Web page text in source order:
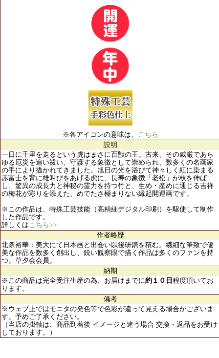
※各アイコンの意味は、 こちら
説明
一日に千里を走るという虎はまさに百獣の王。古来、その威厳であら
ゆる厄災を追い祓い、守護する象徴として崇められ、数多くの名画家
の手により描かれてきました。旭日の光を浴びて神々しく紅に染まる
赤富士を背に雄叫びをあげる虎に、長寿の象徴「老松」が枝を伸ば
し、驚異の成長力と神秘の霊力を持つ竹と、生め・産めに通じる吉祥
の梅花が彩りを添えた、めでたさ極まりない縁起開運画です。
※この作品は、特殊工芸技能（高精細デジタル印刷）を駆使して制作
した作品です。
詳しくはこちら>>
作者略歴
北条裕華：美大にて日本画と出会い以後研鑽を積む。繊細な筆致で優
美な作品を数多く創出し、鋭い観察眼で描く作品は多くのファンを持
つ。草夕会会員。
納期
※この商品は完全受注生産の為、お届けまでに約１０日 程度頂いてお
ります。
備考
※ウェブ上ではモニタの発色等で色彩が違って見える場合がございま
す。予めご了承ください。
（当店の掛軸は、商品到着後 イメージと違う場合 交換・返品をお受け
しております。）